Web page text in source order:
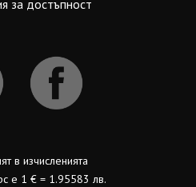
за достъпност
в изчисленията
е 1 € = 1.95583 лв.